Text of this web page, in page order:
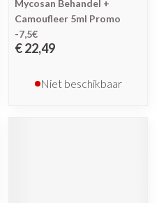
Mycosan Behandel +
Camoufleer 5ml Promo
-7,5€
€ 22,49
Niet beschikbaar